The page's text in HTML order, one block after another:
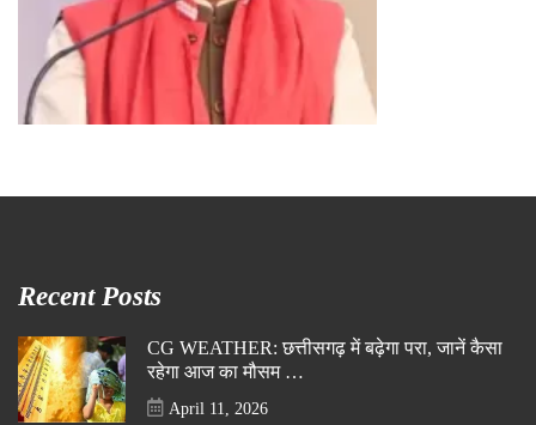
Recent Posts
CG WEATHER: छत्तीसगढ़ में बढ़ेगा परा, जानें कैसा
रहेगा आज का मौसम …
April 11, 2026